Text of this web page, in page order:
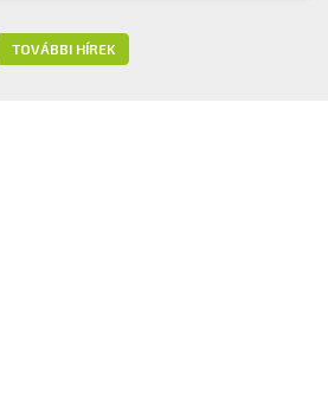
TOVÁBBI HÍREK